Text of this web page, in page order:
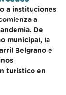
a instituciones
a
De
municipal, la
Belgrano e
turístico en